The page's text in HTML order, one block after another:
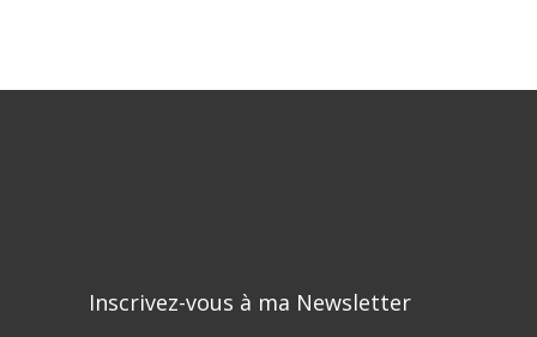
Inscrivez-vous à ma Newsletter